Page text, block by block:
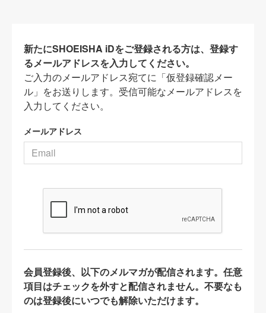
新たにSHOEISHA iDをご登録される方は、登録す
るメールアドレスを入力してください。
ご入力のメールアドレス宛てに「仮登録確認メー
ル」をお送りします。受信可能なメールアドレスを
入力してください。
メールアドレス
会員登録後、以下のメルマガが配信されます。任意
項目はチェックを外すと配信されません。不要なも
のは登録後にいつでも解除いただけます。